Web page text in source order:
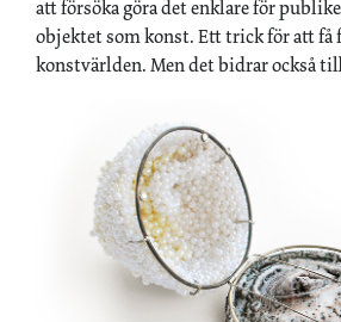
att försöka göra det enklare för
objektet som konst. Ett trick för att
konstvärlden. Men det bidrar också